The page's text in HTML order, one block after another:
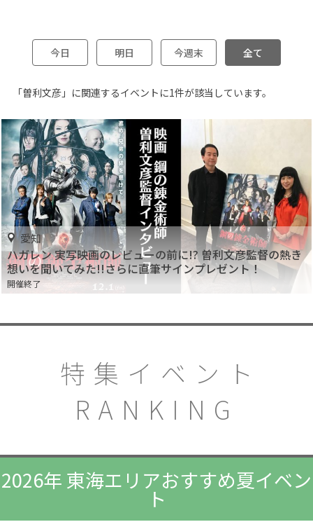
今日 明日 今週末 全て
「曽利文彦」に関連するイベントに1件が該当しています。
愛知
ハガレン 実写映画のレビューの前に!? 曽利文彦監督の熱き
想いを聞いてみた!!さらに直筆サインプレゼント！
開催終了
特集イベント
RANKING
2026年 東海エリアおすすめ夏イベン
ト